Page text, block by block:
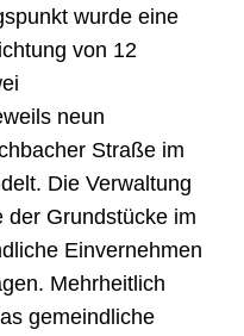
wurde eine
von 12
neun
Straße im
Die Verwaltung
der Grundstücke im
Einvernehmen
Mehrheitlich
gemeindliche